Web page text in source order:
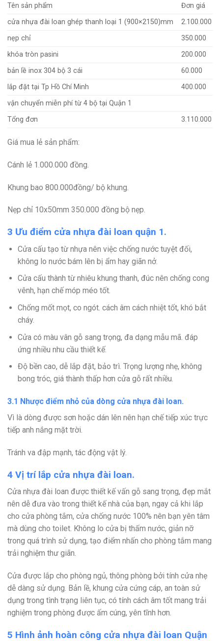
Tên sản phẩm
Đơn giá
cửa nhựa đài loan ghép thanh loại 1 (900×2150)mm
2.100.000
nẹp chỉ
350.000
khóa tròn pasini
200.000
bản lề inox 304 bộ 3 cái
60.000
lắp đặt tại Tp Hồ Chí Minh
400.000
vận chuyển miễn phí từ 4 bộ tại Quận 1
Tổng đơn
3.110.000
Giá mua lẻ sản phẩm:
Cánh lẻ 1.000.000 đồng.
Khung bao 800.000đồng/ bộ khung.
Nẹp chỉ 10x50mm 350.000 đồng bộ nẹp.
3 Ưu điểm cửa nhựa đài loan quận 1.
Cửa cấu tạo từ nhựa nên việc chống nước tuyệt đối,
không lo nước bám lên bị ẩm hay giãn nở.
Cửa cấu thành từ nhiêu khung thanh, đúc nên chống cong
vênh, hạn chế móp méo tốt.
Chống mốt mọt, co ngót. cách âm cách nhiệt tốt, khó bắt
cháy.
Cửa có màu vân gỗ sang trọng, đa dạng mẫu mã. đáp
ứng nhiều nhu cầu thiết kế.
Độ bền cao, dễ lắp đặt, bảo trì. Trọng lượng nhẹ, không
bong tróc, giá thành thấp hơn cửa gỗ rất nhiều.
3.1 Nhược điểm nhỏ của dòng cửa nhựa đài loan.
Vì là dòng được sơn hoặc dán lên nên hạn chế tiếp xúc trực
tiếp anh nắng mặt trời.
Tránh va đập mạnh, tác động vật lý.
4 Vị trí lắp cửa nhựa đài loan.
Cửa nhựa đài loan được thiết kế vấn gỗ sang trọng, đẹp mắt
nên dễ đưa vào trong thiết kế nhà của bạn, ngay cả khi lắp
cho cửa phòng tắm, cửa chống nước 100% nên bạn yên tâm
mà dùng cho toilet. Không lo cửa bị thấm nước, giản nỡ
trong quá trình sử dụng, tạo điểm nhấn cho phòng tắm mang
trải nghiệm thư giãn.
Cửa được lắp cho phòng ngủ, thông phòng bởi tính cửa nhẹ
dễ dàng sử dụng. Bản lề, khung cửa cứng cáp, an toàn sử
dụng trong tình trạng liên tục, có tính cách âm tốt mang trải
nghiệm trong phòng được ấm cúng, yên tĩnh hơn.
5 Hình ảnh hoàn công cửa nhựa đài loan Quận